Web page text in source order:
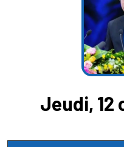
Jeudi, 12